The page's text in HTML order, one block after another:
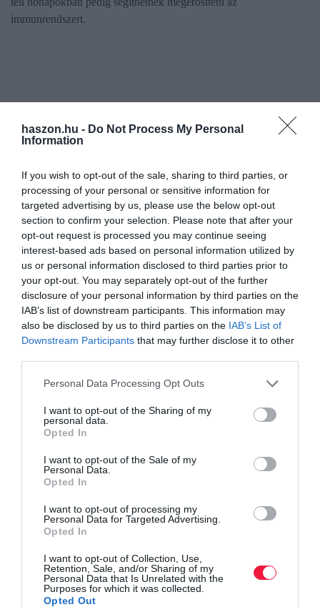
haszon.hu - Do Not Process My Personal
Information
If you wish to opt-out of the sale, sharing to third parties, or
processing of your personal or sensitive information for
targeted advertising by us, please use the below opt-out
section to confirm your selection. Please note that after your
opt-out request is processed you may continue seeing
interest-based ads based on personal information utilized by
us or personal information disclosed to third parties prior to
your opt-out. You may separately opt-out of the further
disclosure of your personal information by third parties on the
IAB’s list of downstream participants. This information may
also be disclosed by us to third parties on the IAB’s List of
Downstream Participants that may further disclose it to other
Please note that this website/app uses one or more Google
not limited to your visit or usage behaviour. You may click to
grant or deny consent to Google and its third-party tags to
use your data for below specified purposes in below Google
consent section.
Personal Data Processing Opt Outs
I want to opt-out of the Sharing of my
personal data.
Opted In
I want to opt-out of the Sale of my
Personal Data.
Opted In
I want to opt-out of processing my
Personal Data for Targeted Advertising.
Opted In
I want to opt-out of Collection, Use,
Retention, Sale, and/or Sharing of my
Personal Data that Is Unrelated with the
Purposes for which it was collected.
Opted Out
immunrendszert.
5, itthon is elérhető növény az immunrendszer
erősítésére
A téli hónapokban különösen nagy szüksége lehet a szervezetnek
természetes vírusölőként szolgálnak, és erősíthetik az
immunrendszert. Sorolunk…